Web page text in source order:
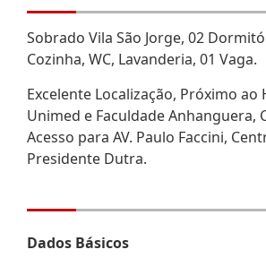
Sobrado Vila São Jorge, 02
Cozinha, WC, Lavanderia, 01 Vaga.
Excelente Localização, Próximo ao
Unimed e Faculdade Anhanguera,
Acesso para AV. Paulo Faccini,
Presidente Dutra.
Dados Básicos